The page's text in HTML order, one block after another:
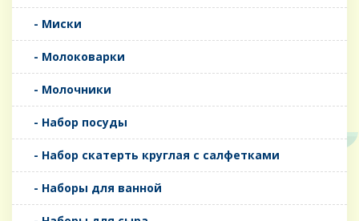
- Миски
- Молоковарки
- Молочники
- Набор посуды
- Набор скатерть круглая с салфетками
- Наборы для ванной